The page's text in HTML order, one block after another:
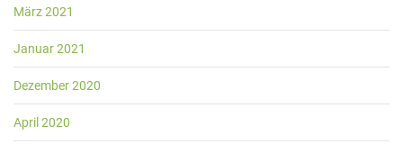
März 2021
Januar 2021
Dezember 2020
April 2020